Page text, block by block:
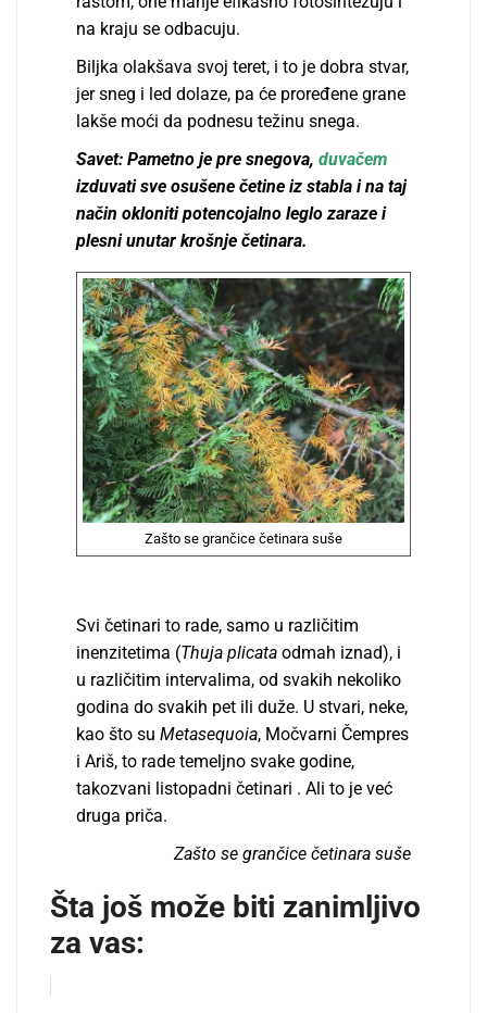
na kraju se odbacuju.
Bilјka olakšava svoj teret, i to je dobra stvar,
jer sneg i led dolaze, pa će proređene grane
lakše moći da podnesu težinu snega.
Savet: Pametno je pre snegova, duvačem
izduvati sve osušene četine iz stabla i na taj
način okloniti potencojalno leglo zaraze i
plesni unutar krošnje četinara.
Zašto se grančice četinara suše
Svi četinari to rade, samo u različitim
inenzitetima (Thuja plicataodmah iznad), i
u različitim intervalima, od svakih nekoliko
godina do svakih pet ili duže. U stvari, neke,
kao što su Metasequoia, Močvarni Čempres
i Ariš, to rade temelјno svake godine,
takozvani listopadni četinari . Ali to je već
druga priča.
Zašto se grančice četinara suše
Šta još može biti zanimljivo
za vas: